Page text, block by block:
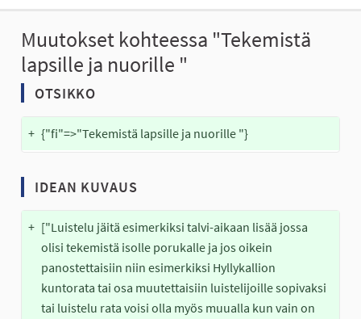
Muutokset kohteessa "Tekemistä
lapsille ja nuorille "
OTSIKKO
+ {"fi"=>"Tekemistä lapsille ja nuorille "}
IDEAN KUVAUS
+ ["Luistelu jäitä esimerkiksi talvi-aikaan lisää jossa
olisi tekemistä isolle porukalle ja jos oikein
panostettaisiin niin esimerkiksi Hyllykallion
kuntorata tai osa muutettaisiin luistelijoille sopivaksi
tai luistelu rata voisi olla myös muualla kun vain on